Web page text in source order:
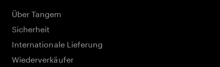
Über Tangem
Sicherheit
Internationale Lieferung
Wiederverkäufer